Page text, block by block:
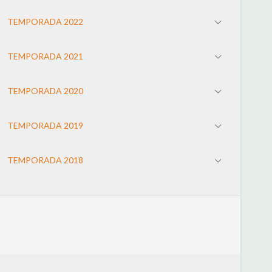
TEMPORADA 2022
TEMPORADA 2021
TEMPORADA 2020
TEMPORADA 2019
TEMPORADA 2018